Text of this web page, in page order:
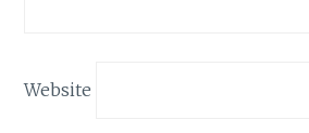
Website